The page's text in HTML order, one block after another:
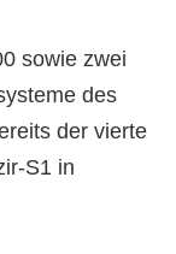
sowie zwei
des
der vierte
S1 in